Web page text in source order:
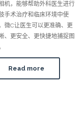
机，能够帮助外科医生进行
手术治疗和临床环境中使
微C让医生可以更准确、更
、更安全、更快捷地捕捉图
Read more